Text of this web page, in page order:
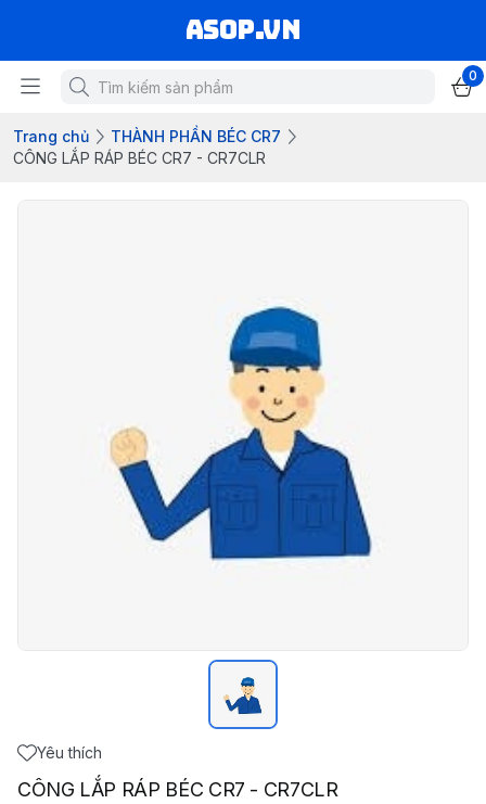
asop.vn
0
Trang chủ
THÀNH PHẦN BÉC CR7
CÔNG LẮP RÁP BÉC CR7 - CR7CLR
Yêu thích
CÔNG LẮP RÁP BÉC CR7 - CR7CLR